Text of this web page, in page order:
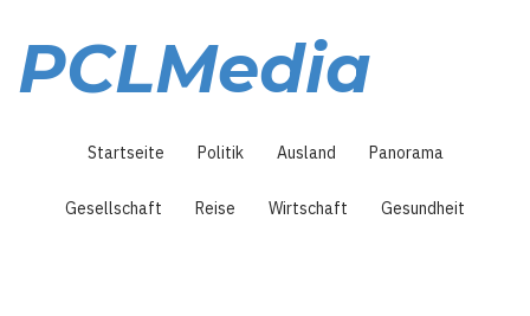
Inhalt
PCLMedia
Startseite Politik Ausland Panorama
Gesellschaft Reise Wirtschaft Gesundheit